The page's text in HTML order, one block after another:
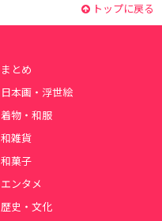
トップに戻る
まとめ
日本画・浮世絵
着物・和服
和雑貨
和菓子
エンタメ
歴史・文化